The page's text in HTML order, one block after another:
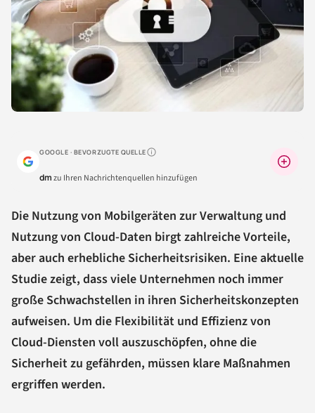
GOOGLE · BEVORZUGTE QUELLEWarum lohnt sich das?
dmzu Ihren Nachrichtenquellen hinzufügen
Die Nutzung von Mobilgeräten zur Verwaltung und
Nutzung von Cloud-Daten birgt zahlreiche Vorteile,
aber auch erhebliche Sicherheitsrisiken. Eine aktuelle
Studie zeigt, dass viele Unternehmen noch immer
große Schwachstellen in ihren Sicherheitskonzepten
aufweisen. Um die Flexibilität und Effizienz von
Cloud-Diensten voll auszuschöpfen, ohne die
Sicherheit zu gefährden, müssen klare Maßnahmen
ergriffen werden.